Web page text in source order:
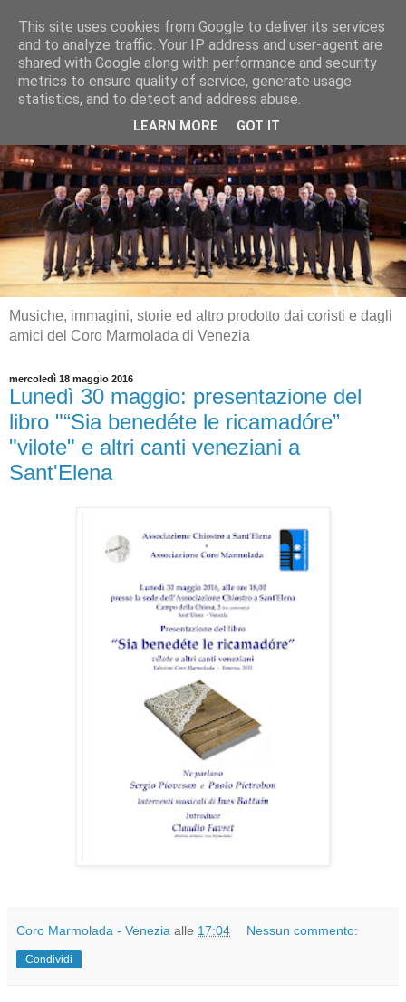
Musiche, immagini, storie ed altro prodotto dai coristi e dagli
amici del Coro Marmolada di Venezia
mercoledì 18 maggio 2016
Lunedì 30 maggio: presentazione del
libro "“Sia benedéte le ricamadóre”
"vilote" e altri canti veneziani a
Sant'Elena
Coro Marmolada - Venezia alle 17:04 Nessun commento:
Condividi
This site uses cookies from Google to deliver its services
and to analyze traffic. Your IP address and user-agent are
shared with Google along with performance and security
metrics to ensure quality of service, generate usage
statistics, and to detect and address abuse.
LEARN MORE GOT IT